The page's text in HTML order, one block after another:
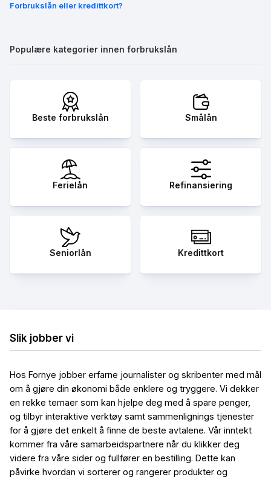
Forbrukslån eller kredittkort?
Populære kategorier innen forbrukslån
Beste forbrukslån Smålån
Ferielån Refinansiering
Seniorlån Kredittkort
Slik jobber vi
Hos Fornye jobber erfarne journalister og skribenter med mål
om å gjøre din økonomi både enklere og tryggere. Vi dekker
en rekke temaer som kan hjelpe deg med å spare penger,
og tilbyr interaktive verktøy samt sammenlignings tjenester
for å gjøre det enkelt å finne de beste avtalene. Vår inntekt
kommer fra våre samarbeidspartnere når du klikker deg
videre fra våre sider og fullfører en bestilling. Dette kan
påvirke hvordan vi sorterer og rangerer produkter og